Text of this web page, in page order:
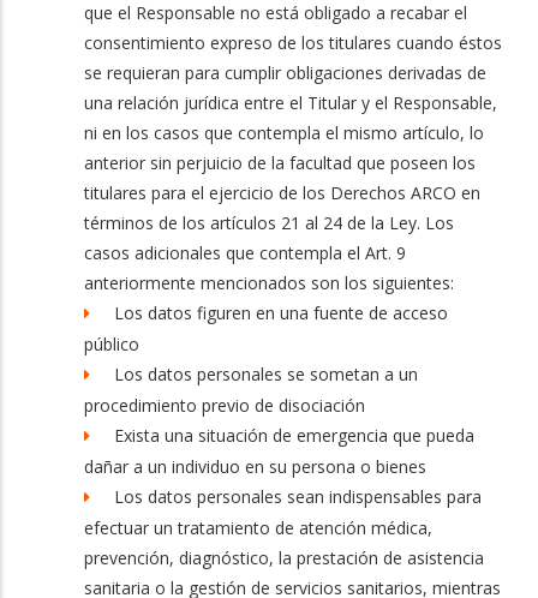
que el Responsable no está obligado a recabar el
consentimiento expreso de los titulares cuando éstos
se requieran para cumplir obligaciones derivadas de
una relación jurídica entre el Titular y el Responsable,
ni en los casos que contempla el mismo artículo, lo
anterior sin perjuicio de la facultad que poseen los
titulares para el ejercicio de los Derechos ARCO en
términos de los artículos 21 al 24 de la Ley. Los
casos adicionales que contempla el Art. 9
anteriormente mencionados son los siguientes:
Los datos figuren en una fuente de acceso
público
Los datos personales se sometan a un
procedimiento previo de disociación
Exista una situación de emergencia que pueda
dañar a un individuo en su persona o bienes
Los datos personales sean indispensables para
efectuar un tratamiento de atención médica,
prevención, diagnóstico, la prestación de asistencia
sanitaria o la gestión de servicios sanitarios, mientras